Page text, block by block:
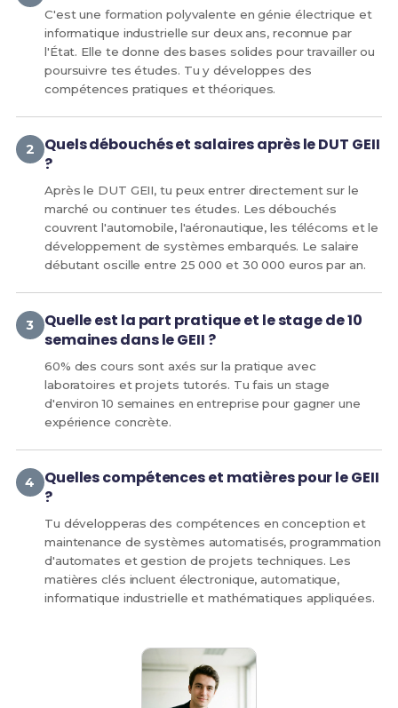
C'est une formation polyvalente en génie électrique et
informatique industrielle sur deux ans, reconnue par
l'État. Elle te donne des bases solides pour travailler ou
poursuivre tes études. Tu y développes des
compétences pratiques et théoriques.
Quels débouchés et salaires après le DUT GEII
?
Après le DUT GEII, tu peux entrer directement sur le
marché ou continuer tes études. Les débouchés
couvrent l'automobile, l'aéronautique, les télécoms et le
développement de systèmes embarqués. Le salaire
débutant oscille entre 25 000 et 30 000 euros par an.
Quelle est la part pratique et le stage de 10
semaines dans le GEII ?
60% des cours sont axés sur la pratique avec
laboratoires et projets tutorés. Tu fais un stage
d'environ 10 semaines en entreprise pour gagner une
expérience concrète.
Quelles compétences et matières pour le GEII
?
Tu développeras des compétences en conception et
maintenance de systèmes automatisés, programmation
d'automates et gestion de projets techniques. Les
matières clés incluent électronique, automatique,
informatique industrielle et mathématiques appliquées.